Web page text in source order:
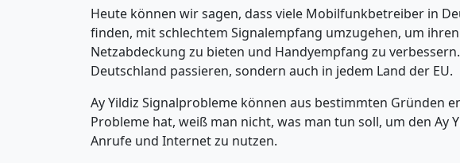
Heute können wir sagen, dass viele Mobilfunkbetreiber in
finden, mit schlechtem Signalempfang umzugehen, um
Netzabdeckung zu bieten und Handyempfang zu
Deutschland passieren, sondern auch in jedem Land der EU.
Ay Yildiz Signalprobleme können aus bestimmten Gründen
Probleme hat, weiß man nicht, was man tun soll, um den Ay
Anrufe und Internet zu nutzen.